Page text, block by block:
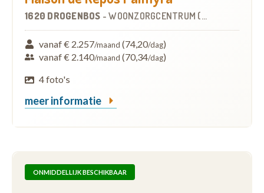
1620 DROGENBOS -WOONZORGCENTRUM (WZC)
vanaf € 2.257/maand (74,20/dag)
vanaf € 2.140/maand (70,34/dag)
4 foto's
meer informatie
ONMIDDELLIJK BESCHIKBAAR